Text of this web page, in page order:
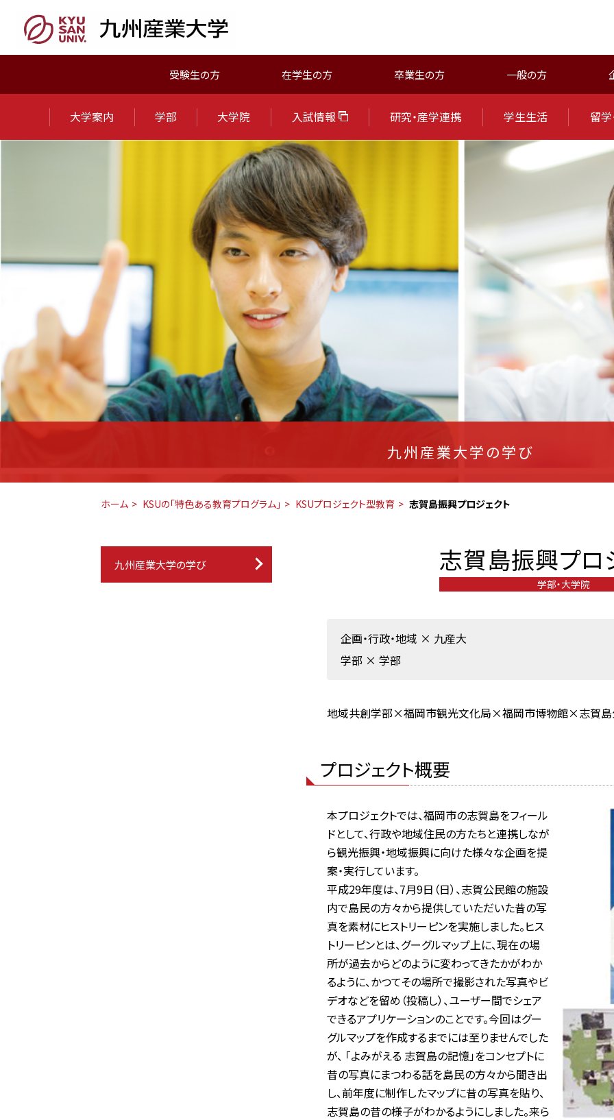
受験生の方 在学生の方 卒業生の方 一般の方
大学案内 学部 大学院 入試情報 研究・産学連携 学生生活 留学
九州産業大学の学び
ホーム KSUの「特色ある教育プログラム」 KSUプロジェクト型教育 志賀島振興プロジェクト
志賀島振興プロ
学部・大学院
企画・行政・地域 × 九産大
学部 × 学部
地域共創学部×福岡市観光文化局×福岡市博物館×志賀島
プロジェクト概要
本プロジェクトでは、福岡市の志賀島をフィール
ドとして、行政や地域住民の方たちと連携しなが
ら観光振興・地域振興に向けた様々な企画を提
案・実行しています。
平成29年度は、7月9日（日）、志賀公民館の施設
内で島民の方々から提供していただいた昔の写
真を素材にヒストリーピンを実施しました。ヒス
トリーピンとは、グーグルマップ上に、現在の場
所が過去からどのように変わってきたかがわか
るように、かつてその場所で撮影された写真やビ
デオなどを留め（投稿し）、ユーザー間でシェア
できるアプリケーションのことです。今回はグー
グルマップを作成するまでには至りませんでした
が、 「よみがえる 志賀島の記憶」をコンセプトに
昔の写真にまつわる話を島民の方々から聞き出
し、前年度に制作したマップに昔の写真を貼り、
志賀島の昔の様子がわかるようにしました。来ら
九州産業大学の学び